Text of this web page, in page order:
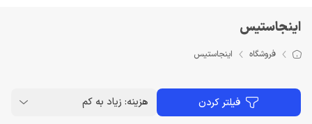
اینجاستیس
فروشگاه اینجاستیس
فیلتر کردن هزینه: زیاد به کم